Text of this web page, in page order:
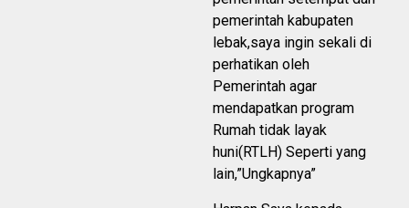
pemerintah kabupaten
lebak,saya ingin sekali di
perhatikan oleh
Pemerintah agar
mendapatkan program
Rumah tidak layak
huni(RTLH) Seperti yang
lain,”Ungkapnya”